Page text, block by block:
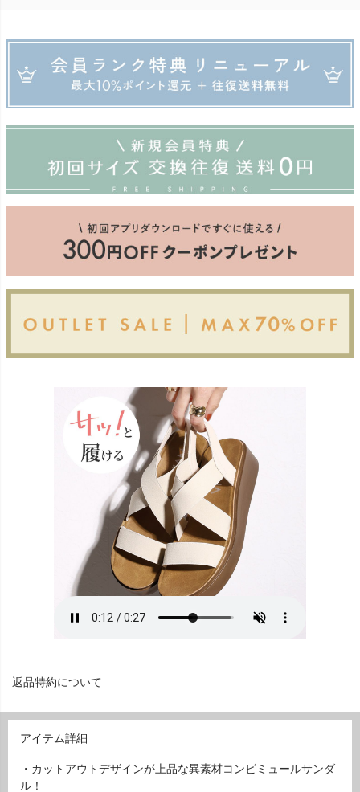
返品特約について
アイテム詳細
・カットアウトデザインが上品な異素材コンビミュールサンダ
ル！